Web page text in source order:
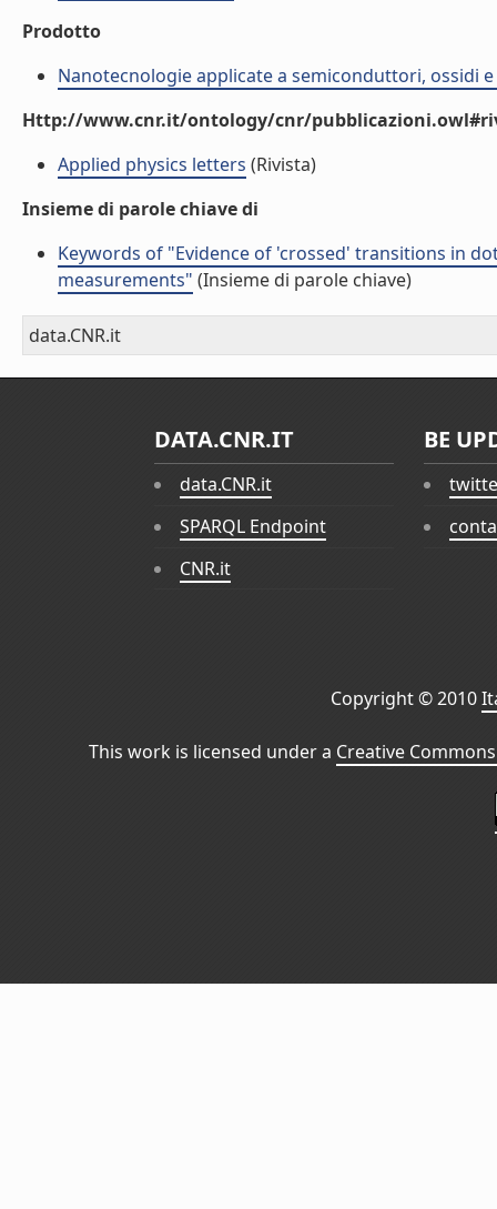
Prodotto
Nanotecnologie applicate a semiconduttori, ossidi e
Http://www.cnr.it/ontology/cnr/
Applied physics letters (Rivista)
Insieme di parole chiave di
Keywords of "Evidence of 'crossed' transitions in
measurements" (Insieme di parole chiave)
data.CNR.it
DATA.CNR.IT
data.CNR.it
SPARQL Endpoint
CNR.it
BE
Copyright © 2010
This work is licensed under a Creative